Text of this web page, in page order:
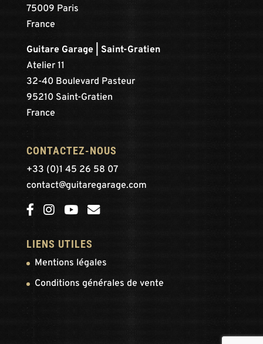
75009 Paris
France
Guitare Garage | Saint-Gratien
Atelier 11
32-40 Boulevard Pasteur
95210 Saint-Gratien
France
CONTACTEZ-NOUS
+33 (0)1 45 26 58 07
contact@guitaregarage.com
LIENS UTILES
Mentions légales
Conditions générales de vente